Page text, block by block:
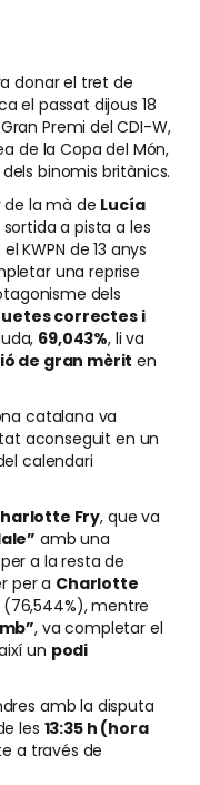
donar el tret de
el passat dijous 18
Premi del CDI-W,
de la Copa del Món,
binomis britànics.
la mà de Lucía
a pista a les
KWPN de 13 anys
una reprise
dels
correctes i
69,043%, li va
de gran mèrit en
catalana va
aconseguit en un
calendari
Fry, que va
amb una
a la resta de
per a Charlotte
(76,544%), mentre
, va completar el
un podi
amb la disputa
les 13:35 h (hora
a través de